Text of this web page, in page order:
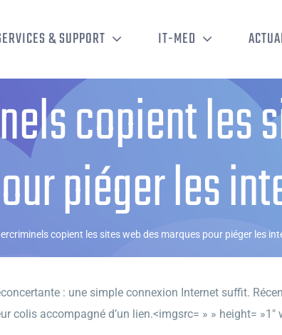
& SUPPORT IT-MED
copient les
piéger les
copient les sites web des marques pour piéger les
: une simple connexion Internet suffit.
colis accompagné d’un lien.<imgsrc= » » height= »1″